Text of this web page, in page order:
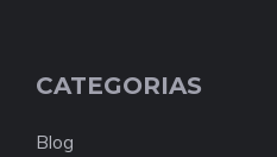
CATEGORIAS
Blog